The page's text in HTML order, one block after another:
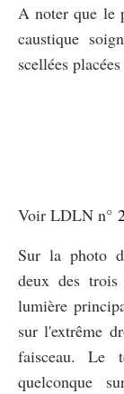
A noter que le
caustique
scellées
Voir LDLN n°
Sur la photo
deux des trois
lumière
sur l'extrême
faisceau. Le
quelconque